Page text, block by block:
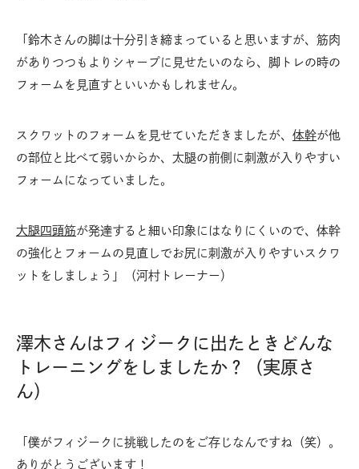
「鈴木さんの脚は十分引き締まっていると思いますが、筋肉
がありつつもよりシャープに見せたいのなら、脚トレの時の
フォームを見直すといいかもしれません。
スクワットのフォームを見せていただきましたが、 体幹が他
の部位と比べて弱いからか、太腿の前側に刺激が入りやすい
フォームになっていました。
大腿四頭筋が発達すると細い印象にはなりにくいので、体幹
の強化とフォームの見直しでお尻に刺激が入りやすいスクワ
ットをしましょう」（河村トレーナー）
澤木さんはフィジークに出たときどんな
トレーニングをしましたか？（実原さ
ん）
「僕がフィジークに挑戦したのをご存じなんですね（笑）。
ありがとうございます！